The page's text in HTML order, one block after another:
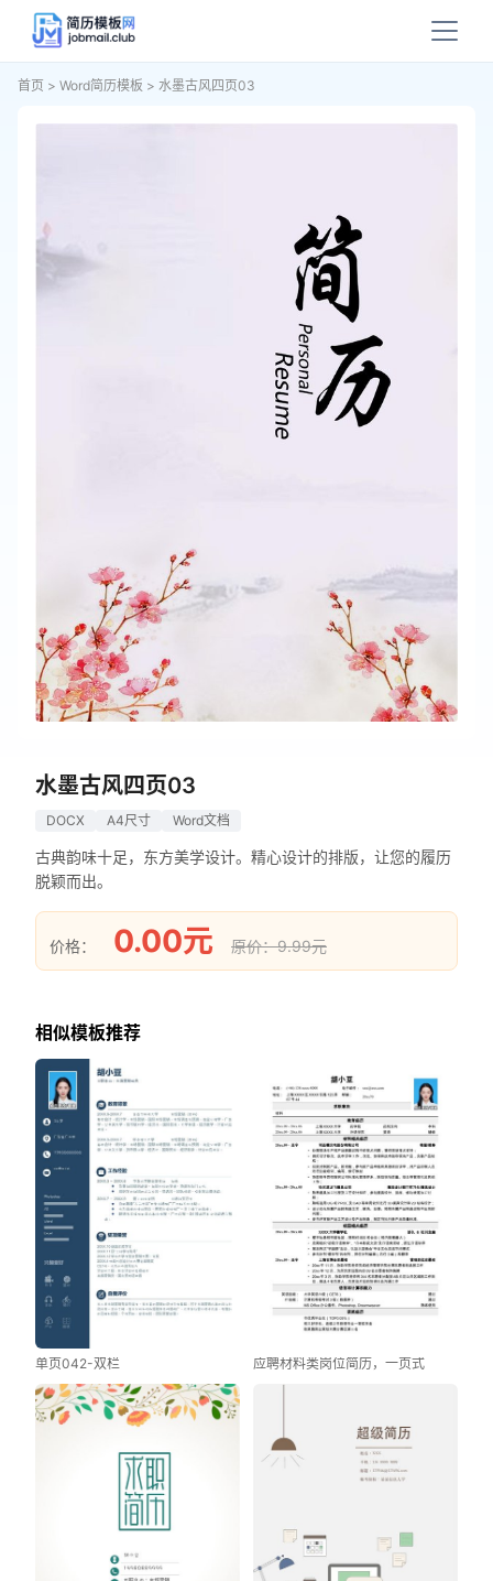
首页 > Word简历模板 > 水墨古风四页03
水墨古风四页03
DOCX A4尺寸 Word文档
古典韵味十足，东方美学设计。精心设计的排版，让您的履历
脱颖而出。
价格： 0.00元 原价：9.99元
相似模板推荐
单页042-双栏 应聘材料类岗位简历，一页式